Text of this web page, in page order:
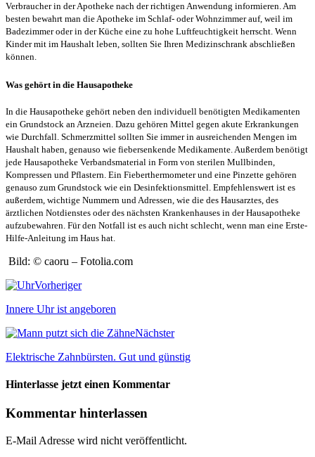
Verbraucher in der Apotheke nach der richtigen Anwendung informieren. Am
besten bewahrt man die Apotheke im Schlaf- oder Wohnzimmer auf, weil im
Badezimmer oder in der Küche eine zu hohe Luftfeuchtigkeit herrscht. Wenn
Kinder mit im Haushalt leben, sollten Sie Ihren Medizinschrank abschließen
können.
Was gehört in die Hausapotheke
In die Hausapotheke gehört neben den individuell benötigten Medikamenten
ein Grundstock an Arzneien. Dazu gehören Mittel gegen akute Erkrankungen
wie Durchfall. Schmerzmittel sollten Sie immer in ausreichenden Mengen im
Haushalt haben, genauso wie fiebersenkende Medikamente. Außerdem benötigt
jede Hausapotheke Verbandsmaterial in Form von sterilen Mullbinden,
Kompressen und Pflastern. Ein Fieberthermometer und eine Pinzette gehören
genauso zum Grundstock wie ein Desinfektionsmittel. Empfehlenswert ist es
außerdem, wichtige Nummern und Adressen, wie die des Hausarztes, des
ärztlichen Notdienstes oder des nächsten Krankenhauses in der Hausapotheke
aufzubewahren. Für den Notfall ist es auch nicht schlecht, wenn man eine Erste-
Hilfe-Anleitung im Haus hat.
Bild: © caoru – Fotolia.com
Vorheriger
Innere Uhr ist angeboren
Nächster
Elektrische Zahnbürsten. Gut und günstig
Hinterlasse jetzt einen Kommentar
Kommentar hinterlassen
E-Mail Adresse wird nicht veröffentlicht.